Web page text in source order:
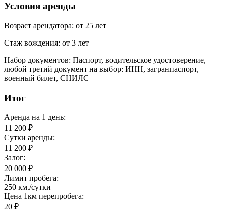
Условия аренды
Возраст арендатора: от 25 лет
Стаж вождения: от 3 лет
Набор документов: Паспорт, водительское удостоверение,
любой третий документ на выбор: ИНН, загранпаспорт,
военный билет, СНИЛС
Итог
Аренда на 1 день:
11 200 ₽
Сутки аренды:
11 200 ₽
Залог:
20 000 ₽
Лимит пробега:
250 км./cутки
Цена 1км перепробега:
20 ₽